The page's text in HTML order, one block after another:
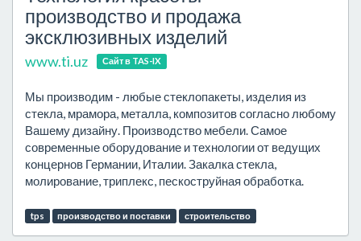
производство и продажа
эксклюзивных изделий
www.ti.uz Сайт в TAS-IX
Мы производим - любые стеклопакеты, изделия из
стекла, мрамора, металла, композитов согласно любому
Вашему дизайну. Производство мебели. Самое
современные оборудование и технологии от ведущих
концернов Германии, Италии. Закалка стекла,
молирование, триплекс, пескоструйная обработка.
tps производство и поставки строительство